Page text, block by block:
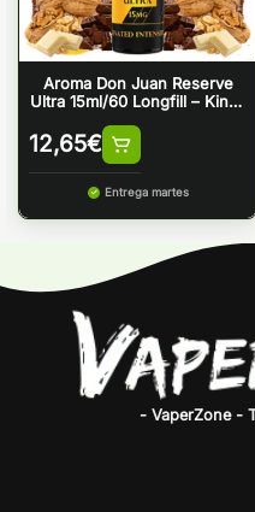
Aroma Don Juan Reserve
Ultra 15ml/60 Longfill – Kings
12,65€
Entrega martes
- VaperZone -